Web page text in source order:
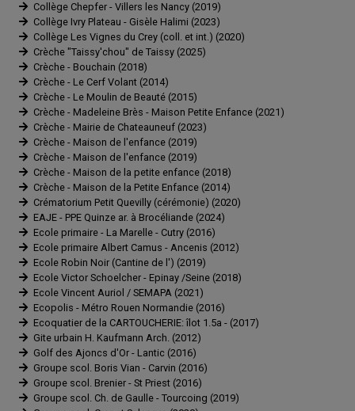
Collège Chepfer - Villers les Nancy (2019)
Collège Ivry Plateau - Gisèle Halimi (2023)
Collège Les Vignes du Crey (coll. et int.) (2020)
Crèche "Taissy'chou" de Taissy (2025)
Crèche - Bouchain (2018)
Crèche - Le Cerf Volant (2014)
Crèche - Le Moulin de Beauté (2015)
Crèche - Madeleine Brès - Maison Petite Enfance (2021)
Crèche - Mairie de Chateauneuf (2023)
Crèche - Maison de l'enfance (2019)
Crèche - Maison de l'enfance (2019)
Crèche - Maison de la petite enfance (2018)
Crèche - Maison de la Petite Enfance (2014)
Crématorium Petit Quevilly (cérémonie) (2020)
EAJE - PPE Quinze ar. à Brocéliande (2024)
Ecole primaire - La Marelle - Cutry (2016)
Ecole primaire Albert Camus - Ancenis (2012)
Ecole Robin Noir (Cantine de l') (2019)
Ecole Victor Schoelcher - Epinay /Seine (2018)
Ecole Vincent Auriol / SEMAPA (2021)
Ecopolis - Métro Rouen Normandie (2016)
Ecoquatier de la CARTOUCHERIE: îlot 1.5a - (2017)
Gite urbain H. Kaufmann Arch. (2012)
Golf des Ajoncs d'Or - Lantic (2016)
Groupe scol. Boris Vian - Carvin (2016)
Groupe scol. Brenier - St Priest (2016)
Groupe scol. Ch. de Gaulle - Tourcoing (2019)